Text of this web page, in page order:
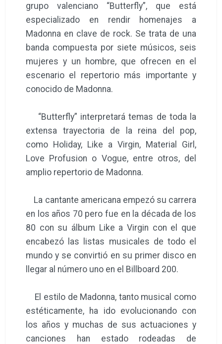
grupo valenciano “Butterfly”, que está
especializado en rendir homenajes a
Madonna en clave de rock. Se trata de una
banda compuesta por siete músicos, seis
mujeres y un hombre, que ofrecen en el
escenario el repertorio más importante y
conocido de Madonna.
“Butterfly” interpretará temas de toda la
extensa trayectoria de la reina del pop,
como Holiday, Like a Virgin, Material Girl,
Love Profusion o Vogue, entre otros, del
amplio repertorio de Madonna.
La cantante americana empezó su carrera
en los años 70 pero fue en la década de los
80 con su álbum Like a Virgin con el que
encabezó las listas musicales de todo el
mundo y se convirtió en su primer disco en
llegar al número uno en el Billboard 200.
El estilo de Madonna, tanto musical como
estéticamente, ha ido evolucionando con
los años y muchas de sus actuaciones y
canciones han estado rodeadas de